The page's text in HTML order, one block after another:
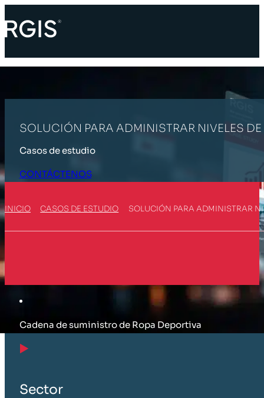
SOLUCIÓN PARA ADMINISTRAR NIVELES
Casos de estudio
CONTÁCTENOS
INICIO CASOS DE ESTUDIO SOLUCIÓN PARA ADMINISTRAR
Cadena de suministro de Ropa Deportiva
Sector